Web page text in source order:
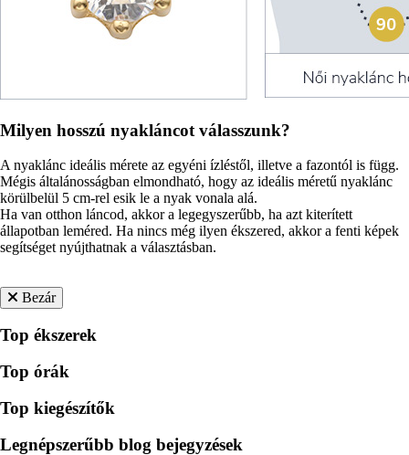
Milyen hosszú nyakláncot válasszunk?
A nyaklánc ideális mérete az egyéni ízléstől, illetve a fazontól is függ.
Mégis általánosságban elmondható, hogy az ideális méretű nyaklánc
körülbelül 5 cm-rel esik le a nyak vonala alá.
Ha van otthon láncod, akkor a legegyszerűbb, ha azt kiterített
állapotban leméred. Ha nincs még ilyen ékszered, akkor a fenti képek
segítséget nyújthatnak a választásban.
Bezár
Top ékszerek
Top órák
Top kiegészítők
Legnépszerűbb blog bejegyzések